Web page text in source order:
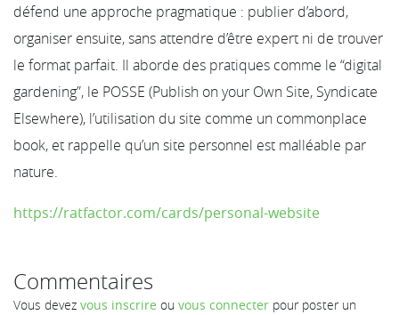
défend une approche pragmatique : publier d’abord,
organiser ensuite, sans attendre d’être expert ni de trouver
le format parfait. Il aborde des pratiques comme le “digital
gardening”, le POSSE (Publish on your Own Site, Syndicate
Elsewhere), l’utilisation du site comme un commonplace
book, et rappelle qu’un site personnel est malléable par
nature.
https://ratfactor.com/cards/personal-website
Commentaires
Vous devez vous inscrire ou vous connecter pour poster un